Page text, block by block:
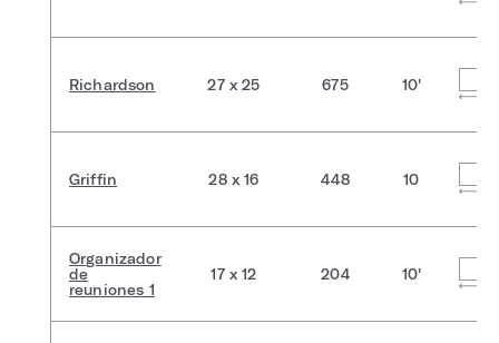
Richardson 27 x 25 675 10'
Griffin 28 x 16 448 10
Organizador
de
reuniones 1
17 x 12 204 10'